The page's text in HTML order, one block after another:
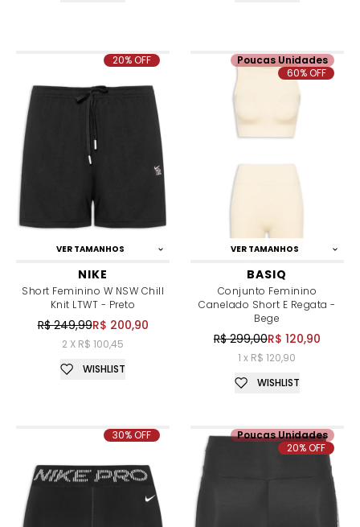
VER TAMANHOS
NIKE
Short Feminino W NSW Chill
Knit LTWT - Preto
R$ 249,99R$ 200,90
2 X R$ 100,45
20% OFF
WISHLIST
VER TAMANHOS
BASIQ
Conjunto Feminino
Canelado Short E Regata -
Bege
R$ 299,00R$ 120,90
1 x R$ 120,90
Poucas Unidades
60% OFF
WISHLIST
30% OFF
Poucas Unidades
20% OFF